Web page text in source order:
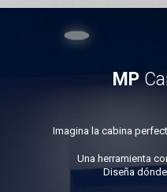
MP
Imagina la cabina
Una herramienta
Diseña